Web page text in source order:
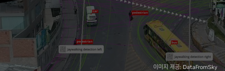
이미지 제공: DataFromSky